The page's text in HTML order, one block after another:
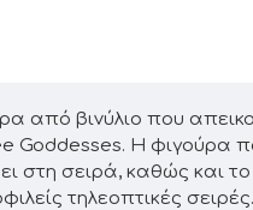
από βινύλιο που
Goddesses. Η φιγούρα
στη σειρά, καθώς και
τηλεοπτικές